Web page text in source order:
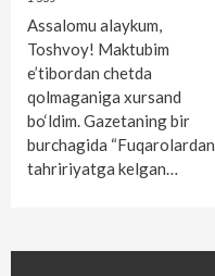
Assalomu alaykum,
Toshvoy! Maktubim
e’tibordan chetda
qolmaganiga xursand
bo‘ldim. Gazetaning bir
burchagida “Fuqarolardan
tahririyatga kelgan…